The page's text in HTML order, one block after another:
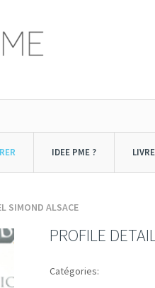
IDEE PME ?
SIMOND ALSACE
PROFILE
Catégories: